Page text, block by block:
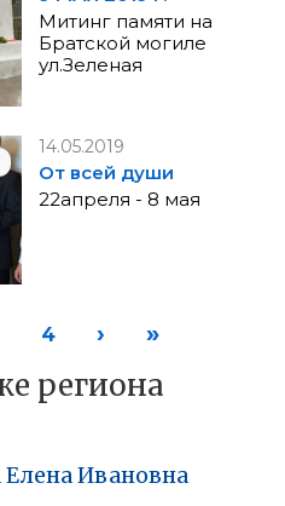
Митинг памяти на
Братской могиле
ул.Зеленая
14.05.2019
От всей души
22апреля - 8 мая
4 › »
региона
ЕленаИвановна